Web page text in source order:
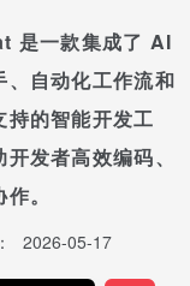
是一款集成了 AI
、自动化工作流和
持的智能开发工
发者高效编码、
。
2026-05-17